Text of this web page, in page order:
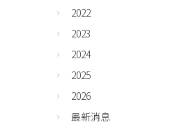
2022
2023
2024
2025
2026
最新消息